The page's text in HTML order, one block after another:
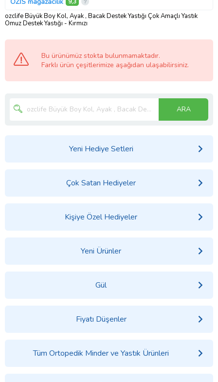
9,3
ozclife Büyük Boy Kol, Ayak , Bacak Destek Yastığı Çok Amaçlı Yastık
Omuz Destek Yastığı - Kırmızı
Bu ürünümüz stokta bulunmamaktadır.
Farklı ürün çeşitlerimize aşağıdan ulaşabilirsiniz.
ARA
Yeni Hediye Setleri
Çok Satan Hediyeler
Kişiye Özel Hediyeler
Yeni Ürünler
Gül
Fiyatı Düşenler
Tüm Ortopedik Minder ve Yastık Ürünleri